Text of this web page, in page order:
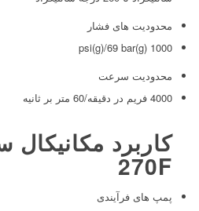
محدودیت های فشار
1000 psi(g)/69 bar(g)
محدودیت سرعت
4000 فریم در دقیقه/60 متر بر ثانیه
270F
پمپ های فرآیندی